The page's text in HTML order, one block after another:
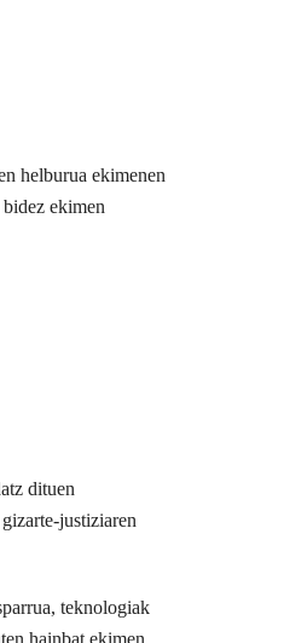
helburua ekimenen
bidez ekimen
dituen
justiziaren
teknologiak